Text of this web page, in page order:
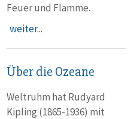
Feuer und Flamme.
weiter...
Über die Ozeane
Weltruhm hat Rudyard
Kipling (1865-1936) mit